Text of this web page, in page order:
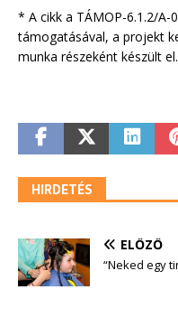
* A cikk a TÁMOP-6.1.2/
támogatásával, a projekt
munka részeként készült
HIRDETÉS
ELŐZŐ
“Neked egy